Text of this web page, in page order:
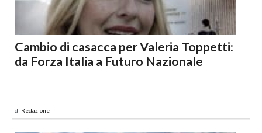
Cambio di casacca per Valeria Toppetti:
da Forza Italia a Futuro Nazionale
di Redazione